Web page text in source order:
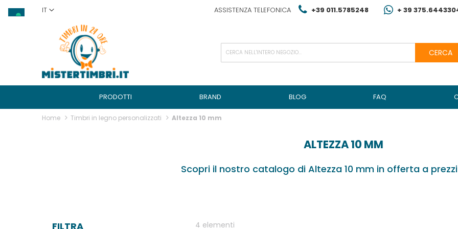
al
IT ASSISTENZA TELEFONICA +39 011.5785248 + 39
CERCA
PRODOTTI BRAND BLOG FAQ
Home Timbri in legno personalizzati Altezza 10 mm
ALTEZZA 10 MM
Scopri il nostro catalogo di Altezza 10 mm in offerta a
4 elementi
FILTRA